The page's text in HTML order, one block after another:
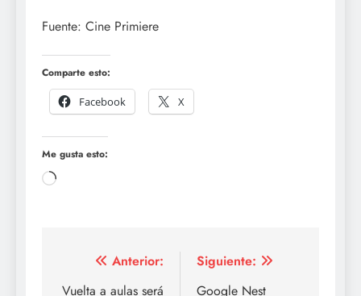
Fuente: Cine Primiere
Comparte esto:
Facebook
X
Me gusta esto:
Cargando...
Navegación
Anterior:
Vuelta a aulas será
Siguiente:
Google Nest